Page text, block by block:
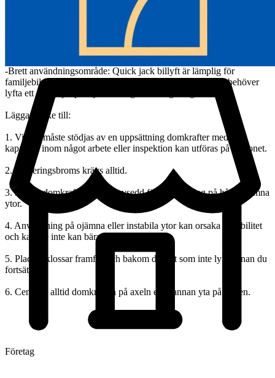
-Justerbart handtag: Detta krockkuddeuttag har ett justerbart handtag
som kan justeras i tre olika lägen, vilket gör uttaget lätt att använda.
Och handtaget kan tas loss från mitten, vilket sparar utrymme,
lämpligt för dig att ta med dig utomhus.
-Brett användningsområde: Quick jack billyft är lämplig för
familjebilar, minivans, stadsjeepar och terrängfordon som behöver
lyfta ett enda hjul på mjuk terräng eller leriga vägar.
Lägga märke till:
1. Vikten måste stödjas av en uppsättning domkrafter med rätt
kapacitet inom något arbete eller inspektion kan utföras på fordonet.
2. Parkeringsbroms krävs alltid.
3. Denna domkraft är endast avsedd för användning på hårda, jämna
ytor.
4. Användning på ojämna eller instabila ytor kan orsaka instabilitet
och kanske inte kan bära upp lasten.
5. Placera klossar framför och bakom däcket som inte lyfts innan du
fortsätter.
6. Centrera alltid domkraften på axeln eller annan yta på ramen.
Företag